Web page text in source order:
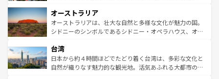
部のニューオーリンズでは、音楽と美食が融合した独特の
文化が魅力。旅行者はアメリカの各地域で異なる魅力を楽
しみながら、その多様性と豊かな歴史を感じることができ
ならではの贅沢な旅のスタイルだ。 なお、新着のアメリカ
情報はコンテンツ一覧を参照してほしい。
ワイ島は見逃せない。また、定番の観光地といえばオアフ
島だが、静かな自然を求めるならマウイ島やカウアイ島が
おすすめ。エメラルドグリーンに輝く海をはじめ、豊かな
れるおもてなしの心で訪れる人々を迎えてくれるハワイの
人々、おいしいローカルフードやハワイアンミュージッ
ク、伝統的なフラダンスなど、すべてがハワイの魅力を彩
オーストラリア
オーストラリアは、壮大な自然と多様な文化が魅力の国。
シドニーのシンボルであるシドニー・オペラハウス、オー
リアリーフや大陸中央部にそびえるウルル（エアーズロッ
ク）、タスマニアの美しい原生林やケアンズの熱帯雨林な
ど、見どころがたくさん。また、カフェやワイン、オージ
台湾
日本から約４時間ほどでたどり着く台湾は、多彩な文化と
自然が織りなす魅力的な観光地。活気あふれる大都市の台